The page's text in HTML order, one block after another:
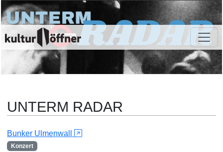
UNTERM RADAR
Bunker Ulmenwall
Konzert